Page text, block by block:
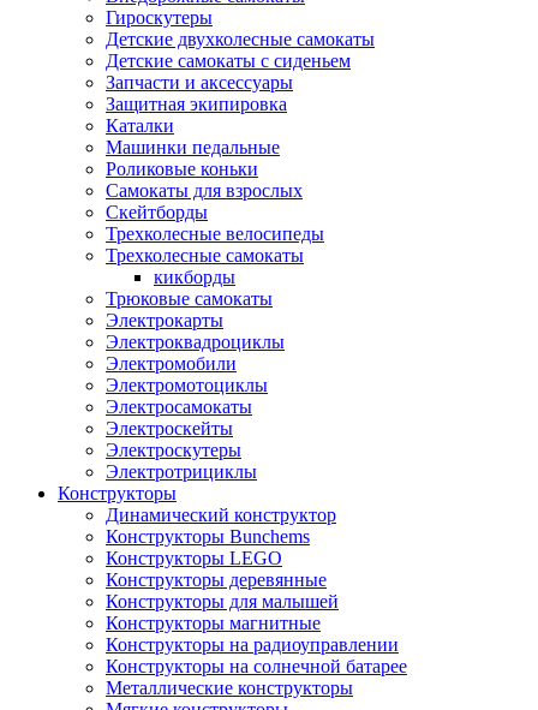
Гироскутеры
Детские двухколесные самокаты
Детские самокаты с сиденьем
Запчасти и аксессуары
Защитная экипировка
Каталки
Машинки педальные
Роликовые коньки
Самокаты для взрослых
Скейтборды
Трехколесные велосипеды
Трехколесные самокаты
кикборды
Трюковые самокаты
Электрокарты
Электроквадроциклы
Электромобили
Электромотоциклы
Электросамокаты
Электроскейты
Электроскутеры
Электротрициклы
Конструкторы
Динамический конструктор
Конструкторы Bunchems
Конструкторы LEGO
Конструкторы деревянные
Конструкторы для малышей
Конструкторы магнитные
Конструкторы на радиоуправлении
Конструкторы на солнечной батарее
Металлические конструкторы